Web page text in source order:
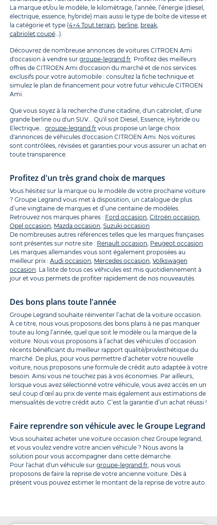
La marque et/ou le modèle, le kilométrage, l’année, l’énergie (diesel,
électrique, essence, hybride) mais aussi le type de boîte de vitesse et
la catégorie et type (4×4 Tout terrain berline break
cabriolet coupé …).
Découvrez de nombreuse annonces de voitures CITROEN Ami
d'occasion à vendre sur groupe-legrand.fr . Profitez des meilleurs
offres de CITROEN Ami d'occasion du marché et de nos services
exclusifs pour votre automobile : consultez la fiche technique et
simulez le plan de financement pour votre futur véhicule CITROEN
Ami.
Que vous soyez à la recherche d'une citadine, d'un cabriolet, d’une
grande berline ou d'un SUV... Qu'il soit Diesel, Essence, Hybride ou
Electrique... groupe-legrand.fr vous propose un large choix
d'annonces de véhicules d'occasion CITROEN Ami. Nos voitures
sont contrôlées, révisées et garanties pour vous assurer un achat en
toute transparence.
Profitez d'un très grand choix de marques
Vous hésitez sur la marque ou le modèle de votre prochaine voiture
? Groupe Legrand vous met à disposition, un catalogue de plus
d’une vingtaine de marques et d’une centaine de modèles.
Retrouvez nos marques phares : Ford occasion Citroën occasion
Opel occasion Mazda occasion Suzuki occasion
De nombreuses autres références telles que les marques françaises
sont présentes sur notre site : Renault occasion Peugeot occasion
Les marques allemandes vous sont également proposées au
meilleur prix : Audi occasion Mercedes occasion Volkswagen
occasion . La liste de tous ces véhicules est mis quotidiennement à
jour et vous permets de profiter rapidement de nos nouveautés.
Des bons plans toute l'année
Groupe Legrand souhaite réinventer l’achat de la voiture occasion.
À ce titre, nous vous proposons des bons plans à ne pas manquer
toute au long l’année, quel que soit le modèle ou la marque de la
voiture. Nous vous proposons à l’achat des véhicules d’occasion
récents bénéficiant du meilleur rapport qualité/prix/esthétique du
marché. De plus, pour vous permettre d’acheter votre nouvelle
voiture, nous proposons une formule de crédit auto adaptée à votre
besoin. Ainsi vous ne touchez pas à vos économies. Par ailleurs,
lorsque vous avez sélectionné votre véhicule, vous avez accès en un
seul coup d’œil au prix de vente mais également aux estimations de
mensualités de votre crédit auto. C’est la garantie d’un achat réussi !
Faire reprendre son véhicule avec le Groupe Legrand
Vous souhaitez acheter une voiture occasion chez Groupe legrand,
et vous voulez vendre votre ancien véhicule ? Nous avons la
solution pour vous accompagner dans cette démarche.
Pour l'achat d'un véhicule sur groupe-legrand.fr , nous vous
proposons de faire la reprise de votre ancienne voiture. Dès à
présent vous pouvez estimer le montant de la reprise de votre auto.